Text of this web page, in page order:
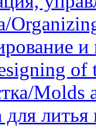
и
of
Molds
литья